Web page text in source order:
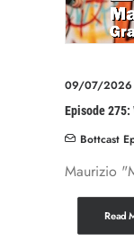
09/07/2026
Episode
Bottcast
Maurizio
Read